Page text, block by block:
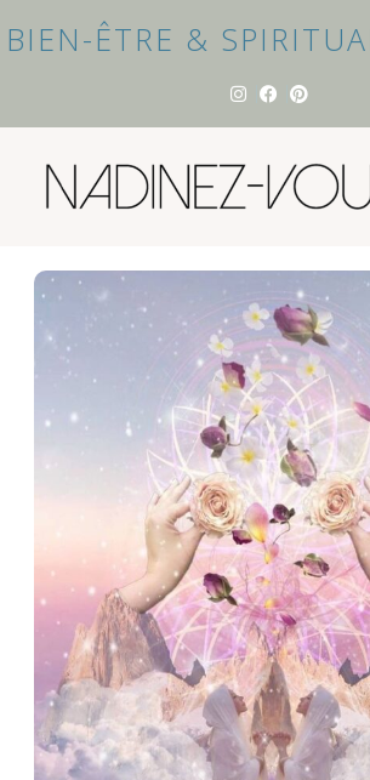
BIEN-ÊTRE &